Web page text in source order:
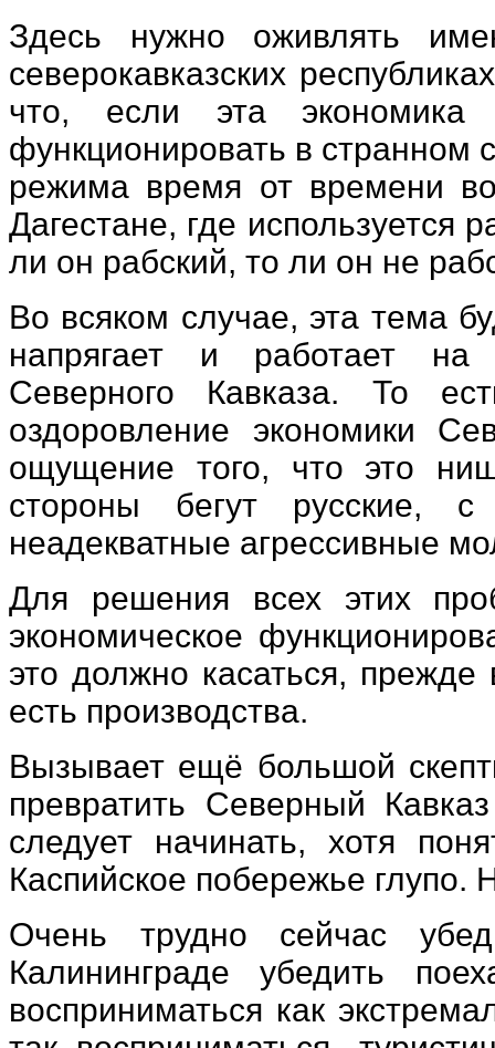
Здесь нужно оживлять
северокавказских
что, если эта
функционировать в странном
режима время от времени
Дагестане, где используется
ли он рабский, то ли он не
Во всяком случае, эта тема
напрягает и работает на
Северного Кавказа. То
оздоровление экономики
ощущение того, что это
стороны бегут русские,
неадекватные агрессивные
Для решения всех этих
экономическое
это должно касаться, прежде
есть производства.
Вызывает ещё большой
превратить Северный
следует начинать, хотя
Каспийское побережье глупо.
Очень трудно сейчас
Калининграде убедить
восприниматься как